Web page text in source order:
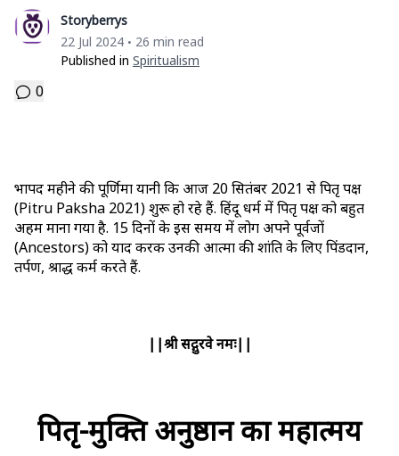
Storyberrys
22 Jul 2024 • 26 min read
Published in Spiritualism
0
भाद्रपद महीने की पूर्णिमा यानी कि आज 20 सितंबर 2021 से पितृ पक्ष
(Pitru Paksha 2021) शुरू हो रहे हैं. हिंदू धर्म में पितृ पक्ष को बहुत
अहम माना गया है. 15 दिनों के इस समय में लोग अपने पूर्वजों
(Ancestors) को याद करक उनकी आत्‍मा की शांति के लिए पिंडदान,
तर्पण, श्राद्ध कर्म करते हैं.
||श्री सद्गुरवे नमः||
पितृ-मुक्ति अनुष्ठान का महात्मय